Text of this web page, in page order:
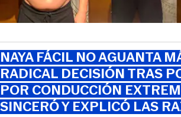
NAYA FÁCIL NO AGUANTA
RADICAL DECISIÓN TRAS
POR CONDUCCIÓN
SINCERÓ Y EXPLICÓ LAS